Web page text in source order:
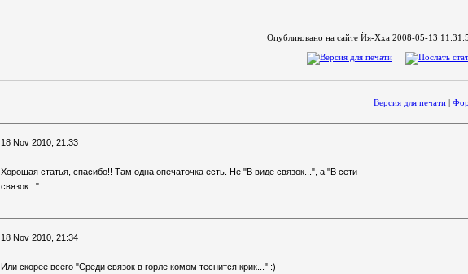
Опубликовано на сайте Йя-Хха 2008-05-13
Версия для печати |
18 Nov 2010, 21:33
Хорошая статья, спасибо!! Там одна опечаточка есть. Не "В виде связок...", а "В сети
связок..."
18 Nov 2010, 21:34
Или скорее всего "Среди связок в горле комом теснится крик..." :)